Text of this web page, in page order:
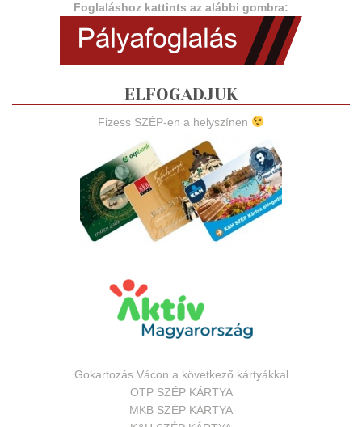
Foglaláshoz kattints az alábbi gombra:
ELFOGADJUK
Fizess SZÉP-en a helyszínen
Gokartozás Vácon a következő kártyákkal
OTP SZÉP KÁRTYA
MKB SZÉP KÁRTYA